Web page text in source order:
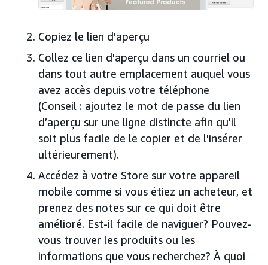
Copiez le lien d’aperçu
Collez ce lien d'aperçu dans un courriel ou
dans tout autre emplacement auquel vous
avez accès depuis votre téléphone
(Conseil : ajoutez le mot de passe du lien
d’aperçu sur une ligne distincte afin qu'il
soit plus facile de le copier et de l'insérer
ultérieurement).
Accédez à votre Store sur votre appareil
mobile comme si vous étiez un acheteur, et
prenez des notes sur ce qui doit être
amélioré. Est-il facile de naviguer? Pouvez-
vous trouver les produits ou les
informations que vous recherchez? À quoi